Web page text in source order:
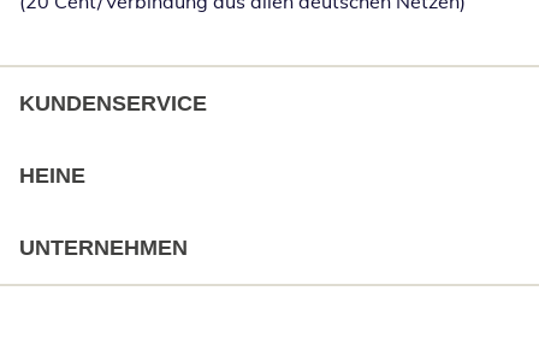
KUNDENSERVICE
HEINE
UNTERNEHMEN